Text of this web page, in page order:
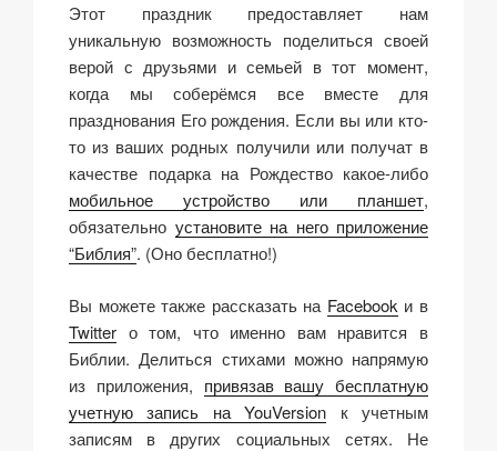
Этот праздник предоставляет нам
уникальную возможность поделиться своей
верой с друзьями и семьей в тот момент,
когда мы соберёмся все вместе для
празднования Его рождения. Если вы или кто-
то из ваших родных получили или получат в
качестве подарка на Рождество какое-либо
мобильное устройство или планшет,
обязательно установите на него приложение
“Библия”. (Оно бесплатно!)
Вы можете также рассказать на Facebook и в
Twitter о том, что именно вам нравится в
Библии. Делиться стихами можно напрямую
из приложения, привязав вашу бесплатную
учетную запись на YouVersion к учетным
записям в других социальных сетях. Не